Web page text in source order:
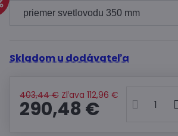
Skladom u dodávateľa
403,44 € Zľava 112,96 €
290,48 €